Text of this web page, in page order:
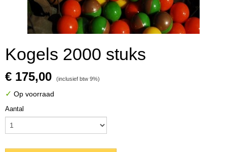
Kogels 2000 stuks
€ 175,00 (inclusief btw 9%)
✓ Op voorraad
Aantal